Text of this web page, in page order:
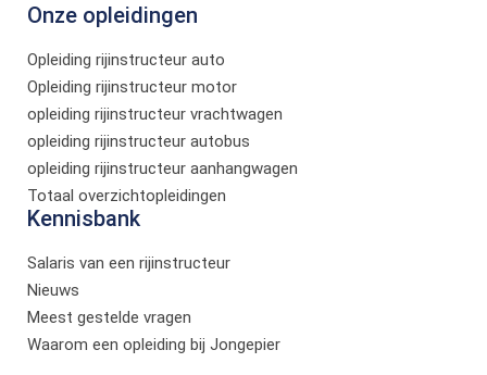
Onze opleidingen
Opleiding rijinstructeur auto
Opleiding rijinstructeur motor
opleiding rijinstructeur vrachtwagen
opleiding rijinstructeur autobus
opleiding rijinstructeur aanhangwagen
Totaal overzichtopleidingen
Kennisbank
Salaris van een rijinstructeur
Nieuws
Meest gestelde vragen
Waarom een opleiding bij Jongepier